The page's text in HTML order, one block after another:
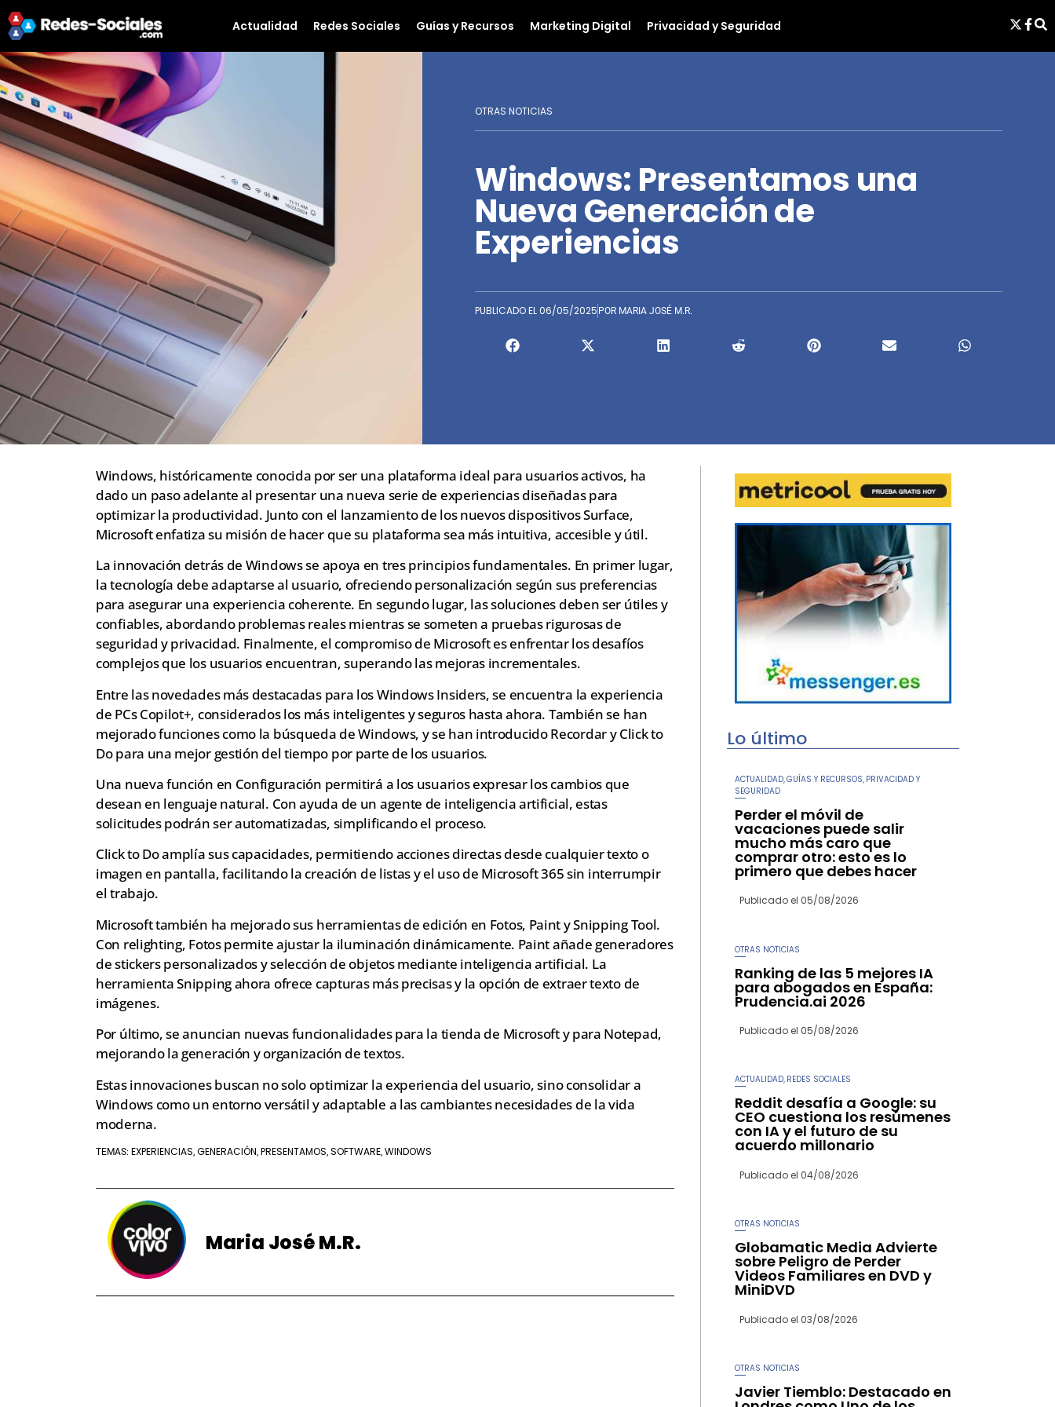
Actualidad Redes Sociales Guías y Recursos Marketing Digital Privacidad y Seguridad
OTRAS NOTICIAS
Windows: Presentamos una
Nueva Generación de
Experiencias
PUBLICADO EL 06/05/2025 POR MARIA JOSÉ M.R.
Windows, históricamente conocida por ser una plataforma ideal para usuarios activos, ha
dado un paso adelante al presentar una nueva serie de experiencias diseñadas para
optimizar la productividad. Junto con el lanzamiento de los nuevos dispositivos Surface,
Microsoft enfatiza su misión de hacer que su plataforma sea más intuitiva, accesible y útil.
La innovación detrás de Windows se apoya en tres principios fundamentales. En primer lugar,
la tecnología debe adaptarse al usuario, ofreciendo personalización según sus preferencias
para asegurar una experiencia coherente. En segundo lugar, las soluciones deben ser útiles y
confiables, abordando problemas reales mientras se someten a pruebas rigurosas de
seguridad y privacidad. Finalmente, el compromiso de Microsoft es enfrentar los desafíos
complejos que los usuarios encuentran, superando las mejoras incrementales.
Entre las novedades más destacadas para los Windows Insiders, se encuentra la experiencia
de PCs Copilot+, considerados los más inteligentes y seguros hasta ahora. También se han
mejorado funciones como la búsqueda de Windows, y se han introducido Recordar y Click to
Do para una mejor gestión del tiempo por parte de los usuarios.
Una nueva función en Configuración permitirá a los usuarios expresar los cambios que
desean en lenguaje natural. Con ayuda de un agente de inteligencia artificial, estas
solicitudes podrán ser automatizadas, simplificando el proceso.
Click to Do amplía sus capacidades, permitiendo acciones directas desde cualquier texto o
imagen en pantalla, facilitando la creación de listas y el uso de Microsoft 365 sin interrumpir
el trabajo.
Microsoft también ha mejorado sus herramientas de edición en Fotos, Paint y Snipping Tool.
Con relighting, Fotos permite ajustar la iluminación dinámicamente. Paint añade generadores
de stickers personalizados y selección de objetos mediante inteligencia artificial. La
herramienta Snipping ahora ofrece capturas más precisas y la opción de extraer texto de
imágenes.
Por último, se anuncian nuevas funcionalidades para la tienda de Microsoft y para Notepad,
mejorando la generación y organización de textos.
Estas innovaciones buscan no solo optimizar la experiencia del usuario, sino consolidar a
Windows como un entorno versátil y adaptable a las cambiantes necesidades de la vida
moderna.
TEMAS: EXPERIENCIAS, GENERACIÓN, PRESENTAMOS, SOFTWARE, WINDOWS
Maria José M.R.
Lo último
ACTUALIDAD GUÍAS Y RECURSOS PRIVACIDAD Y
SEGURIDAD
Perder el móvil de
vacaciones puede salir
mucho más caro que
comprar otro: esto es lo
primero que debes hacer
Publicado el 05/08/2026
OTRAS NOTICIAS
Ranking de las 5 mejores IA
para abogados en España:
Prudencia.ai 2026
Publicado el 05/08/2026
ACTUALIDAD, REDES SOCIALES
Reddit desafía a Google: su
CEO cuestiona los resúmenes
con IA y el futuro de su
acuerdo millonario
Publicado el 04/08/2026
OTRAS NOTICIAS
Globamatic Media Advierte
sobre Peligro de Perder
Videos Familiares en DVD y
MiniDVD
Publicado el 03/08/2026
OTRAS NOTICIAS
Javier Tiemblo: Destacado en